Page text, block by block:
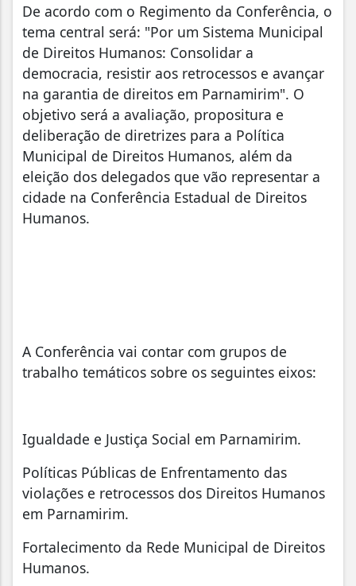
De acordo com o Regimento da Conferência, o
tema central será: "Por um Sistema Municipal
de Direitos Humanos: Consolidar a
democracia, resistir aos retrocessos e avançar
na garantia de direitos em Parnamirim". O
objetivo será a avaliação, propositura e
deliberação de diretrizes para a Política
Municipal de Direitos Humanos, além da
eleição dos delegados que vão representar a
cidade na Conferência Estadual de Direitos
Humanos.
A Conferência vai contar com grupos de
trabalho temáticos sobre os seguintes eixos:
Igualdade e Justiça Social em Parnamirim.
Políticas Públicas de Enfrentamento das
violações e retrocessos dos Direitos Humanos
em Parnamirim.
Fortalecimento da Rede Municipal de Direitos
Humanos.